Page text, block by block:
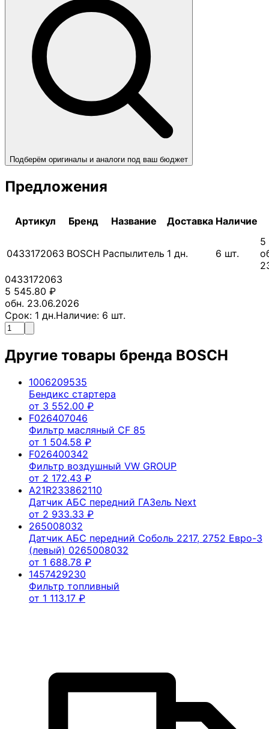
Подберём оригиналы и аналоги под ваш бюджет
Предложения
Артикул Бренд Название Доставка Наличие
0433172063 BOSCH Распылитель 1 дн. 6 шт.
5
0433172063
5 545.80 ₽
обн. 23.06.2026
Срок: 1 дн.Наличие: 6 шт.
Другие товары бренда BOSCH
1006209535
Бендикс стартера
от 3 552.00 ₽
F026407046
Фильтр масляный CF 85
от 1 504.58 ₽
F026400342
Фильтр воздушный VW GROUP
от 2 172.43 ₽
A21R233862110
Датчик АБС передний ГАЗель Next
от 2 933.33 ₽
265008032
Датчик АБС передний Соболь 2217, 2752 Евро-3
(левый) 0265008032
от 1 688.78 ₽
1457429230
Фильтр топливный
от 1 113.17 ₽